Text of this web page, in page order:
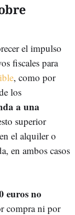
el impulso
fiscales para
, como por
los
a una
superior
el alquiler o
en ambos casos
euros no
compra ni por